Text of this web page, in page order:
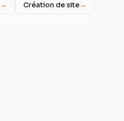
→ Création de site→